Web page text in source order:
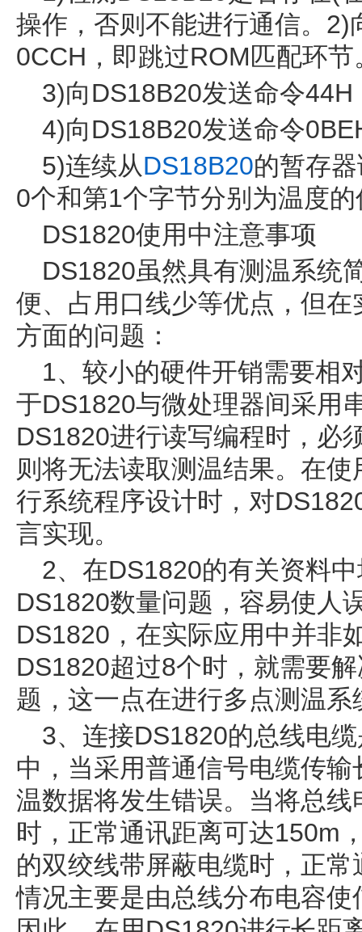
操作，否则不能进行通信。2)
0CCH，即跳过ROM匹配环节
3)向DS18B20发送命令
4)向DS18B20发送命令
5)连续从DS18B20的暂存
0个和第1个字节分别为温度
DS1820使用中注意事项
DS1820虽然具有测温系统
便、占用口线少等优点，但
方面的问题：
1、较小的硬件开销需要相
于DS1820与微处理器间采用
DS1820进行读写编程时，必
则将无法读取测温结果。在
行系统程序设计时，对
言实现。
2、在DS1820的有关资料
DS1820数量问题，容易使人
DS1820，在实际应用中并非
DS1820超过8个时，就需要
题，这一点在进行多点测温
3、连接DS1820的总线电
中，当采用普通信号电缆传
温数据将发生错误。当将总
时，正常通讯距离可达150m
的双绞线带屏蔽电缆时，正
情况主要是由总线分布电容